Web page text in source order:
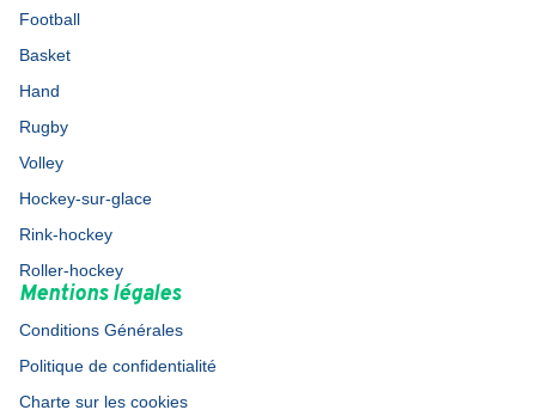
Football
Basket
Hand
Rugby
Volley
Hockey-sur-glace
Rink-hockey
Roller-hockey
Mentions légales
Conditions Générales
Politique de confidentialité
Charte sur les cookies